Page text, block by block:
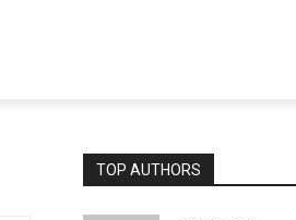
TOP AUTHORS